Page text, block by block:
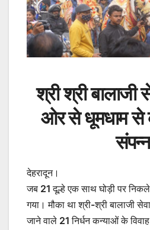
श्री श्री बालाजी
ओर से धूमधाम से
संपन्न
देहरादून।
जब 21 दूल्हे एक साथ घोड़ी पर
गया। मौका था श्री-श्री बालाजी
जाने वाले 21 निर्धन कन्याओं के